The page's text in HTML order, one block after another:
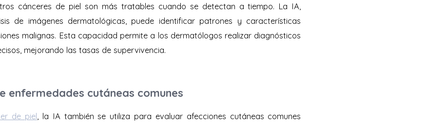
cánceres de piel son más tratables cuando se detectan a tiempo. La IA,
de imágenes dermatológicas, puede identificar patrones y características
malignas. Esta capacidad permite a los dermatólogos realizar diagnósticos
mejorando las tasas de supervivencia.
enfermedades cutáneas comunes
de piel , la IA también se utiliza para evaluar afecciones cutáneas comunes